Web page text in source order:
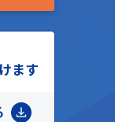
ます